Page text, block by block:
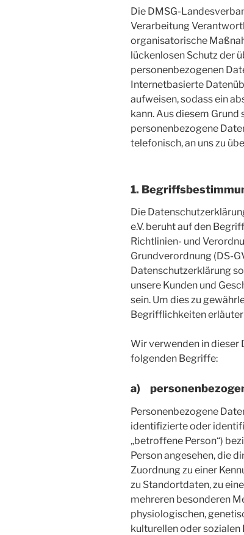
Die DMSG-
Verarbeitung
organisatorische
lückenlosen Schutz der
personenbezogenen
Internetbasierte
aufweisen, sodass ein
kann. Aus diesem
personenbezogene
telefonisch, an uns zu
1.
Die
e.V. beruht auf den
Richtlinien- und
Grundverordnung (DS-
Datenschutzerklärung
unsere Kunden und
sein. Um dies zu
Begrifflichkeiten
Wir verwenden in dieser
folgenden Begriffe:
a)
Personenbezogene
identifizierte oder
„betroffene Person“)
Person angesehen, die
Zuordnung zu einer
zu Standortdaten, zu
mehreren besonderen
physiologischen,
kulturellen oder